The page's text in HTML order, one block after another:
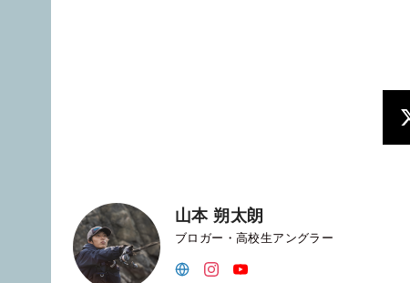
山本 朔太朗
ブロガー・高校生アングラー